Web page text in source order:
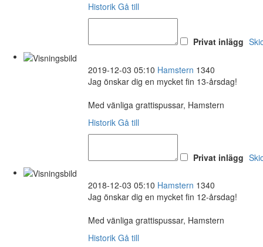
Historik Gå till
Privat inlägg
2019-12-03 05:10 Hamstern 1340
Jag önskar dig en mycket fin 13-årsdag!
Med vänliga grattispussar, Hamstern
Historik Gå till
Privat inlägg
2018-12-03 05:10 Hamstern 1340
Jag önskar dig en mycket fin 12-årsdag!
Med vänliga grattispussar, Hamstern
Historik Gå till